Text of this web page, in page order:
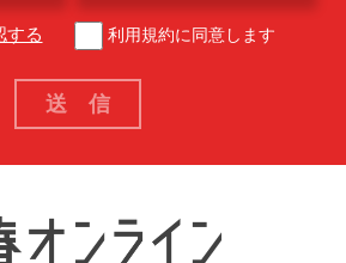
する 利用規約に同意します